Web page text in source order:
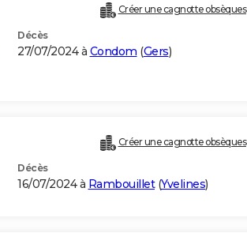
Créer une cagnotte obsèques
Décès
27/07/2024 à Condom (Gers)
Créer une cagnotte obsèques
Décès
16/07/2024 à Rambouillet(Yvelines)